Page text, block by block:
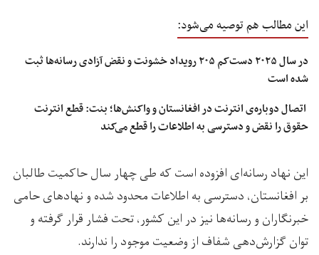
این مطالب هم توصیه می‌شود:
در سال ۲۰۲۵ دست‌کم ۲۰۵ رویداد خشونت و نقض آزادی رسانه‌ها ثبت
شده است
اتصال دوباره‌ی انترنت در افغانستان و واکنش‌ها؛ بنت: قطع انترنت
حقوق را نقض و دسترسی به اطلاعات را قطع می‌کند
این نهاد رسانه‌ای افزوده است که طی چهار سال حاکمیت طالبان
بر افغانستان، دسترسی به اطلاعات محدود شده و نهادهای حامی
خبرنگاران و رسانه‌ها نیز در این کشور، تحت فشار قرار گرفته و
توان گزارش‌دهی شفاف از وضعیت موجود را ندارند.